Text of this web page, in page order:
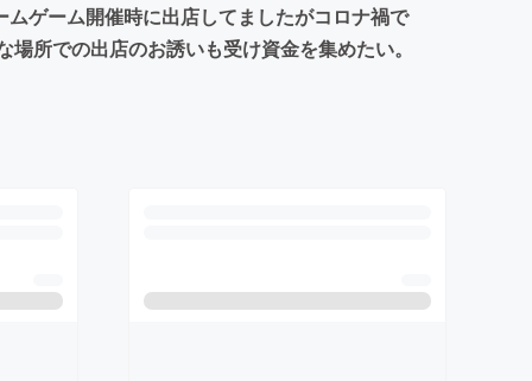
ゲーム開催時に出店してましたがコロナ禍で
所での出店のお誘いも受け資金を集めたい。